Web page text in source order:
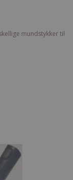
mundstykker til